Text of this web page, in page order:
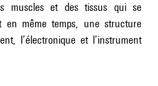
muscles et des tissus qui se
en même temps, une structure
l’électronique et l’instrument